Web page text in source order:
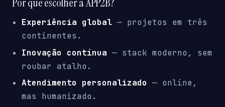
Experiência global — projetos em três
continentes.
Inovação contínua — stack moderno, sem
roubar atalho.
Atendimento personalizado — online,
mas humanizado.